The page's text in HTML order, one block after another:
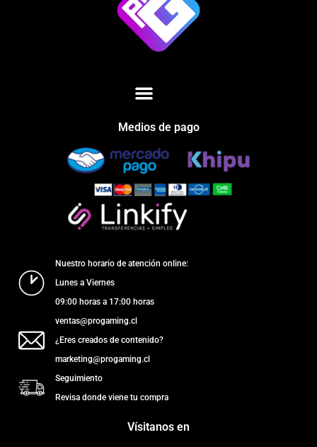
Medios de pago
Nuestro horario de atención online:
Lunes a Viernes
09:00 horas a 17:00 horas
ventas@progaming.cl
¿Eres creados de contenido?
marketing@progaming.cl
Seguimiento
Revisa donde viene tu compra
Vísitanos en